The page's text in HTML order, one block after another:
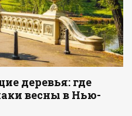
деревья: где
весны в Нью-